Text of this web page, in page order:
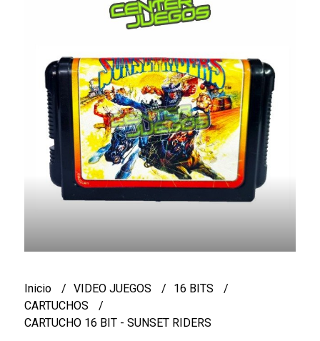
Inicio VIDEO JUEGOS
16 BITS
CARTUCHOS
CARTUCHO 16 BIT - SUNSET RIDERS